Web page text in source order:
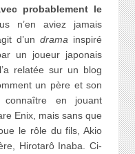
probablement le
n’en aviez jamais
d’undrama inspiré
un joueur japonais
relatée sur un blog
un père et son
en jouant
Enix, mais sans que
le rôle du fils, Akio
Hirotarô Inaba. Ci-